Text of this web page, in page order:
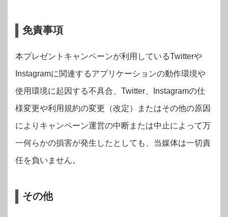
免責事項
本プレゼントキャンペーンが利用しているTwitterや
Instagramに関連するアプリケーションの動作環境や
使用環境に起因する不具合、Twitter、Instagramの仕
様変更や利用規約の変更（改定）またはその他の原因
によりキャンペーン運営の中断または中止によって万
一何らかの損害が発生したとしても、当媒体は一切責
任を負いません。
その他